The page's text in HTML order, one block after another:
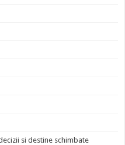
si destine schimbate